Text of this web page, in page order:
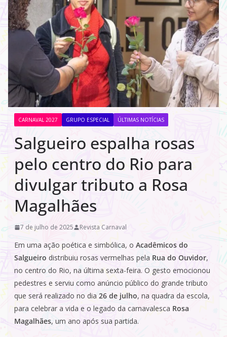
CARNAVAL 2027 GRUPO ESPECIAL ÚLTIMAS NOTÍCIAS
Salgueiro espalha rosas
pelo centro do Rio para
divulgar tributo a Rosa
Magalhães
7 de julho de 2025 Revista Carnaval
Em uma ação poética e simbólica, o Acadêmicos do
Salgueiro distribuiu rosas vermelhas pela Rua do Ouvidor,
no centro do Rio, na última sexta-feira. O gesto emocionou
pedestres e serviu como anúncio público do grande tributo
que será realizado no dia 26 de julho, na quadra da escola,
para celebrar a vida e o legado da carnavalesca Rosa
Magalhães, um ano após sua partida.